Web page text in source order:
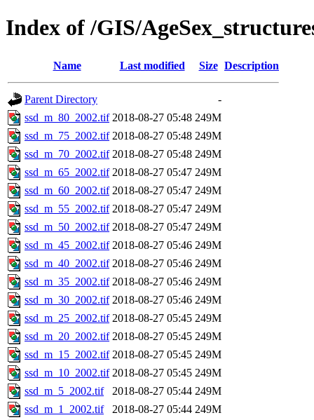
Index of /GIS/
Name Last modified Size Description
Parent Directory
-
ssd_m_80_2002.tif 2018-08-27 05:48 249M
ssd_m_75_2002.tif 2018-08-27 05:48 249M
ssd_m_70_2002.tif 2018-08-27 05:48 249M
ssd_m_65_2002.tif 2018-08-27 05:47 249M
ssd_m_60_2002.tif 2018-08-27 05:47 249M
ssd_m_55_2002.tif 2018-08-27 05:47 249M
ssd_m_50_2002.tif 2018-08-27 05:47 249M
ssd_m_45_2002.tif 2018-08-27 05:46 249M
ssd_m_40_2002.tif 2018-08-27 05:46 249M
ssd_m_35_2002.tif 2018-08-27 05:46 249M
ssd_m_30_2002.tif 2018-08-27 05:46 249M
ssd_m_25_2002.tif 2018-08-27 05:45 249M
ssd_m_20_2002.tif 2018-08-27 05:45 249M
ssd_m_15_2002.tif 2018-08-27 05:45 249M
ssd_m_10_2002.tif 2018-08-27 05:45 249M
ssd_m_5_2002.tif
2018-08-27 05:44 249M
ssd_m_1_2002.tif
2018-08-27 05:44 249M